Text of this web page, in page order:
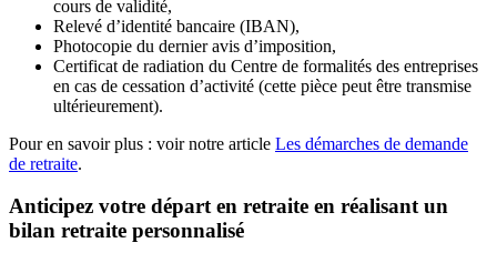
cours de validité,
Relevé d’identité bancaire (IBAN),
Photocopie du dernier avis d’imposition,
Certificat de radiation du Centre de formalités des entreprises
en cas de cessation d’activité (cette pièce peut être transmise
ultérieurement).
Pour en savoir plus : voir notre article Les démarches de demande
de retraite.
Anticipez votre départ en retraite en réalisant un
bilan retraite personnalisé